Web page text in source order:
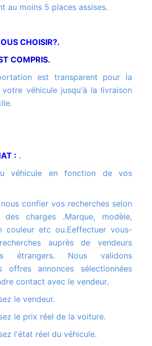
au moins 5 places assises.
CHOISIR?.
COMPRIS.
votre véhicule jusqu'à la livraison
: .
charges .Marque, modèle,
couleur etc ou.Eeffectuer vous-
auprès de vendeurs
étrangers. Nous validons
offres annonces sélectionnées
contact avec le vendeur.
le vendeur.
le prix réel de la voiture.
l'état réel du véhicule.